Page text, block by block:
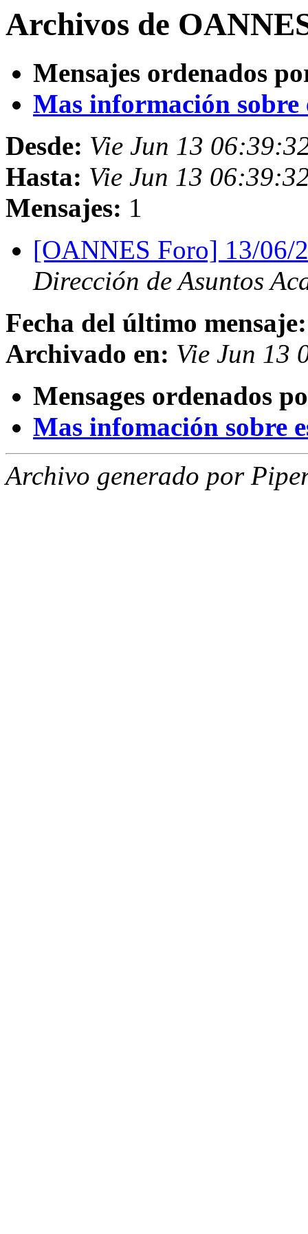
Archivos de
Mensajes ordenados
Mas información sobre
Desde: Vie Jun 13
Hasta: Vie Jun 13
Mensajes: 1
[OANNES Foro] 13/
Dirección de Asuntos
Fecha del último mensaje:
Archivado en: Vie Jun 13
Mensages ordenados
Mas infomación sobre
Archivo generado por